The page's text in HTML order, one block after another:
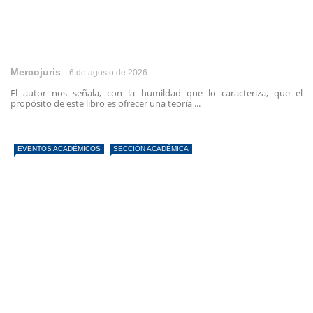
Mercojuris 6 de agosto de 2026
El autor nos señala, con la humildad que lo caracteriza, que el
propósito de este libro es ofrecer una teoría ...
EVENTOS ACADÉMICOS SECCIÓN ACADÉMICA